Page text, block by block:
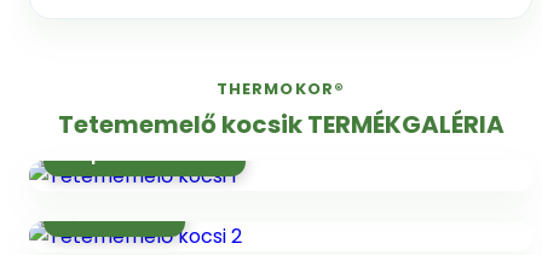
THERMOKOR®
Tetememelő kocsik TERMÉKGALÉRIA
Lábpedálos emelés
Erősített váz